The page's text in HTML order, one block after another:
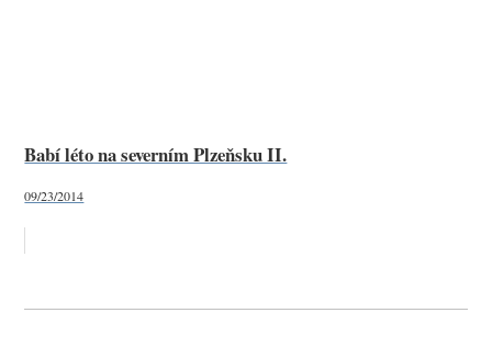
Babí léto na severním Plzeňsku II.
09/23/2014